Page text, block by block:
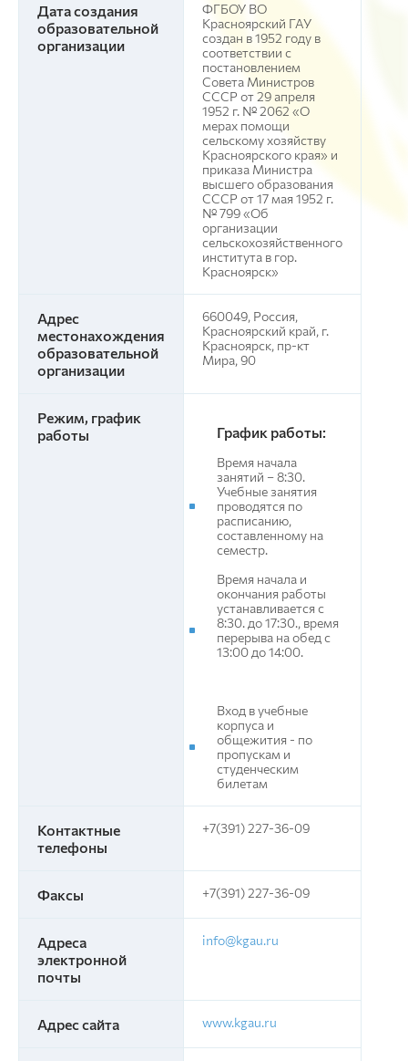
Дата создания
образовательной
организации
ФГБОУ ВО
Красноярский ГАУ
создан в 1952 году в
соответствии с
постановлением
Совета Министров
СССР от 29 апреля
1952 г. № 2062 «О
мерах помощи
сельскому хозяйству
Красноярского края» и
приказа Министра
высшего образования
СССР от 17 мая 1952 г.
№ 799 «Об
организации
сельскохозяйственного
института в гор.
Красноярск»
Адрес
местонахождения
образовательной
организации
660049, Россия,
Красноярский край, г.
Красноярск, пр-кт
Мира, 90
Режим, график
работы
График работы:
Время начала
занятий – 8:30.
Учебные занятия
проводятся по
расписанию,
составленному на
семестр.
Время начала и
окончания работы
устанавливается с
8:30. до 17:30., время
перерыва на обед с
13:00 до 14:00.
Вход в учебные
корпуса и
общежития - по
пропускам и
студенческим
билетам
Контактные
телефоны
+7(391) 227-36-09
Факсы +7(391) 227-36-09
Адреса
электронной
почты
info@kgau.ru
Адрес сайта www.kgau.ru